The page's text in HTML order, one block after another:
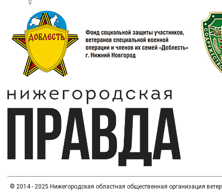
© 2014 - 2025 Нижегородская областная общественная организация